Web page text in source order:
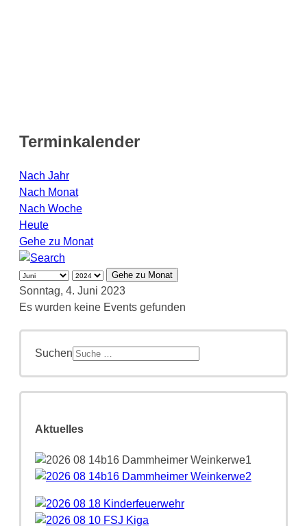
Terminkalender
Nach Jahr
Nach Monat
Nach Woche
Heute
Gehe zu Monat
Gehe zu Monat
Sonntag, 4. Juni 2023
Es wurden keine Events gefunden
Suchen
Aktuelles